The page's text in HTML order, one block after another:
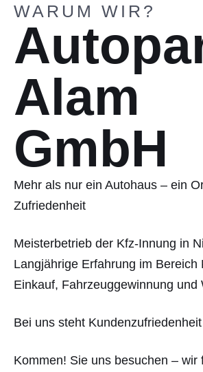
WARUM WIR?
Alam
GmbH
Mehr als nur ein Autohaus – ein
Zufriedenheit
Meisterbetrieb der Kfz-Innung in
Langjährige Erfahrung im Bereich
Einkauf, Fahrzeuggewinnung und
Bei uns steht
Kommen! Sie uns besuchen – wir